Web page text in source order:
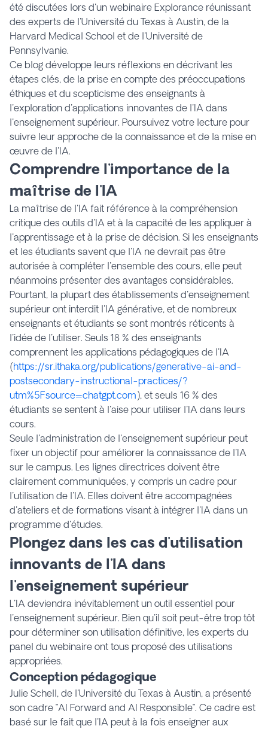
été discutées lors d'un webinaire Explorance réunissant
des experts de l'Université du Texas à Austin, de la
Harvard Medical School et de l'Université de
Pennsylvanie.
Ce blog développe leurs réflexions en décrivant les
étapes clés, de la prise en compte des préoccupations
éthiques et du scepticisme des enseignants à
l'exploration d'applications innovantes de l'IA dans
l'enseignement supérieur. Poursuivez votre lecture pour
suivre leur approche de la connaissance et de la mise en
œuvre de l'IA.
Comprendre l'importance de la
maîtrise de l'IA
La maîtrise de l'IA fait référence à la compréhension
critique des outils d'IA et à la capacité de les appliquer à
l'apprentissage et à la prise de décision. Si les enseignants
et les étudiants savent que l'IA ne devrait pas être
autorisée à compléter l'ensemble des cours, elle peut
néanmoins présenter des avantages considérables.
Pourtant, la plupart des établissements d'enseignement
supérieur ont interdit l'IA générative, et de nombreux
enseignants et étudiants se sont montrés réticents à
l'idée de l'utiliser. Seuls 18 % des enseignants
comprennent les applications pédagogiques de l'IA
(https://sr.ithaka.org/publications/generative-ai-and-
postsecondary-instructional-practices/?
utm%5Fsource=chatgpt.com), et seuls 16 % des
étudiants se sentent à l'aise pour utiliser l'IA dans leurs
cours.
Seule l'administration de l'enseignement supérieur peut
fixer un objectif pour améliorer la connaissance de l'IA
sur le campus. Les lignes directrices doivent être
clairement communiquées, y compris un cadre pour
l'utilisation de l'IA. Elles doivent être accompagnées
d'ateliers et de formations visant à intégrer l'IA dans un
programme d'études.
Plongez dans les cas d'utilisation
innovants de l'IA dans
l'enseignement supérieur
L'IA deviendra inévitablement un outil essentiel pour
l'enseignement supérieur. Bien qu'il soit peut-être trop tôt
pour déterminer son utilisation définitive, les experts du
panel du webinaire ont tous proposé des utilisations
appropriées.
Conception pédagogique
Julie Schell, de l'Université du Texas à Austin, a présenté
son cadre "AI Forward and AI Responsible". Ce cadre est
basé sur le fait que l'IA peut à la fois enseigner aux